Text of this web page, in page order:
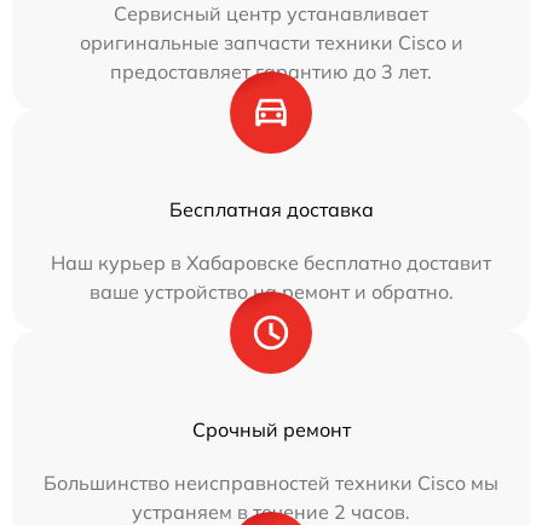
Сервисный центр устанавливает
оригинальные запчасти техники Cisco и
предоставляет гарантию до 3 лет.
Бесплатная доставка
Наш курьер в Хабаровске бесплатно доставит
ваше устройство на ремонт и обратно.
Срочный ремонт
Большинство неисправностей техники Cisco мы
устраняем в течение 2 часов.